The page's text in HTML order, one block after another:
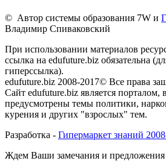
© Автор системы образования 7W и
Владимир Спиваковский
При использовании материалов
ссылка на edufuture.biz обязательна
гиперссылка).
edufuture.biz 2008-2017© Все права
Сайт edufuture.biz является порталом,
предусмотрены темы политики,
курения и других "взрослых" тем.
Разработка - Гипермаркет знаний
Ждем Ваши замечания и предложения